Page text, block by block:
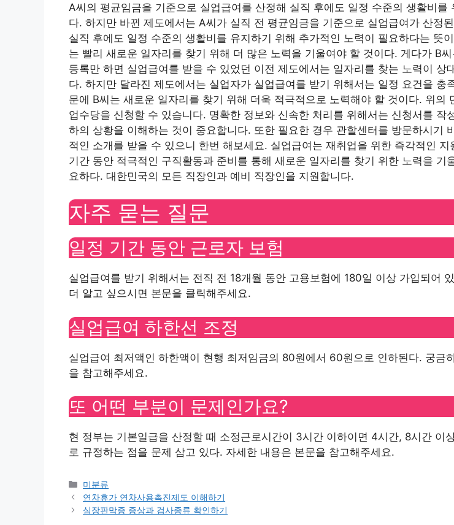
A씨의 평균임금을 기준으로 실업급여를 산정해 실직 후에도 일정 수준의 생활비를
다. 하지만 바뀐 제도에서는 A씨가 실직 전 평균임금을 기준으로 실업급여가 산정
실직 후에도 일정 수준의 생활비를 유지하기 위해 추가적인 노력이 필요하다는 뜻
는 빨리 새로운 일자리를 찾기 위해 더 많은 노력을 기울여야 할 것이다. 게다가 B
등록만 하면 실업급여를 받을 수 있었던 이전 제도에서는 일자리를 찾는 노력이 상
다. 하지만 달라진 제도에서는 실업자가 실업급여를 받기 위해서는 일정 요건을 충
문에 B씨는 새로운 일자리를 찾기 위해 더욱 적극적으로 노력해야 할 것이다. 위의
업수당을 신청할 수 있습니다. 명확한 정보와 신속한 처리를 위해서는 신청서를 작
하의 상황을 이해하는 것이 중요합니다. 또한 필요한 경우 관할센터를 방문하시기
적인 소개를 받을 수 있으니 한번 해보세요. 실업급여는 재취업을 위한 즉각적인 지
기간 동안 적극적인 구직활동과 준비를 통해 새로운 일자리를 찾기 위한 노력을 기
요하다. 대한민국의 모든 직장인과 예비 직장인을 지원합니다.
자주 묻는 질문
일정 기간 동안 근로자 보험
실업급여를 받기 위해서는 전직 전 18개월 동안 고용보험에 180일 이상 가입되어
더 알고 싶으시면 본문을 클릭해주세요.
실업급여 하한선 조정
실업급여 최저액인 하한액이 현행 최저임금의 80원에서 60원으로 인하된다. 궁금
을 참고해주세요.
또 어떤 부분이 문제인가요?
현 정부는 기본일급을 산정할 때 소정근로시간이 3시간 이하이면 4시간, 8시간 이
로 규정하는 점을 문제 삼고 있다. 자세한 내용은 본문을 참고해주세요.
Categories
미분류
연차휴가 연차사용촉진제도 이해하기
심장판막증 증상과 검사종류 확인하기